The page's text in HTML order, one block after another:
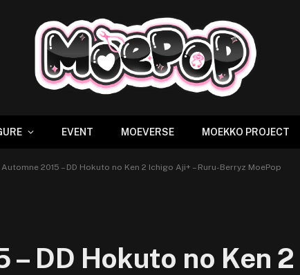
EVENT MOEVERSE MOEKKO PROJECT
2015 – DD Hokuto no Ken 2 Ichigo Aji+ – Ruru-Berryz MoePop
DD Hokuto no Ken